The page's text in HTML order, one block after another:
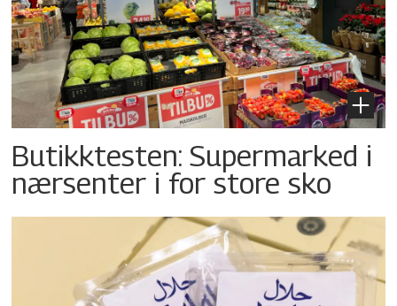
Butikktesten: Supermarked i
nærsenter i for store sko